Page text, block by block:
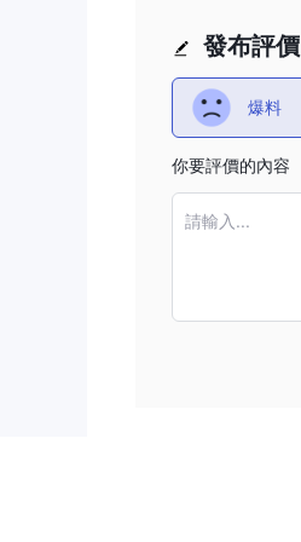
發布評價
爆料
你要評價的內容
請輸入...